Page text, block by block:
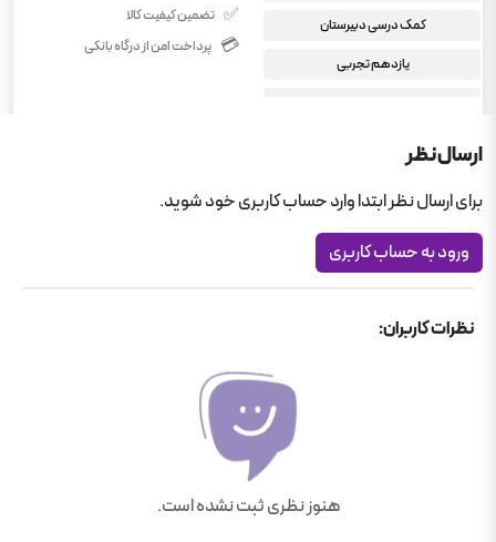
کمک درسی دبیرستان
یازدهم تجربی
انسان و محیط زیست یازدهم انسانی
یازدهم ریاضی
✅ تضمین کیفیت کالا
💳 پرداخت امن از درگاه بانکی
ارسال نظر
برای ارسال نظر ابتدا وارد حساب کاربری خود شوید.
ورود به حساب کاربری
نظرات کاربران:
هنوز نظری ثبت نشده است.